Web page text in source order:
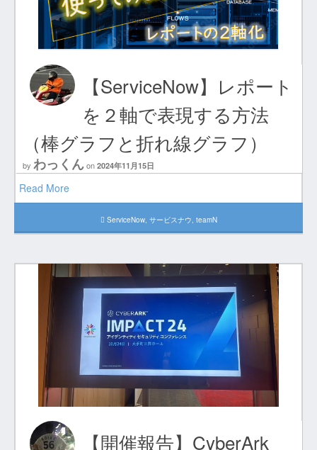
【ServiceNow】レポート
を２軸で表現する方法
（棒グラフと折れ線グラフ）
by わっくん on 2024年11月15日
Read More
ServiceNow, サービスナウ teamN
【開催報告】CyberArk